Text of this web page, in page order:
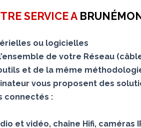
SERVICE A
ou logicielles
de votre Réseau
et de la même
vous proposent des
connectés :
et vidéo, chaîne Hifi,